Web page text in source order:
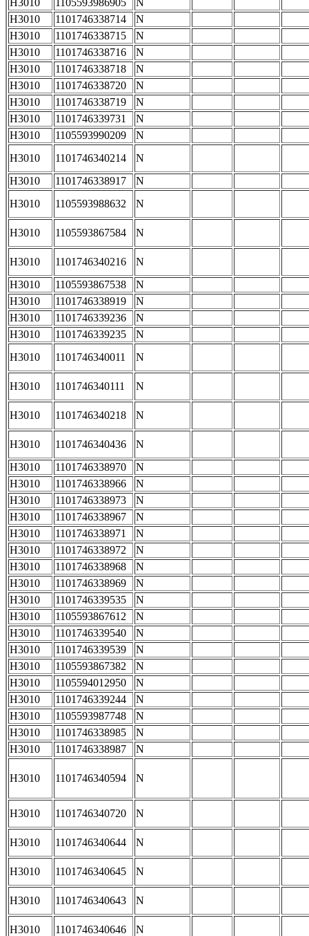
H3010 1105593986905
N
H3010
1101746338714
N
H3010
1101746338715
N
H3010
1101746338716
N
H3010
1101746338718
N
H3010
1101746338720
N
H3010
1101746338719
N
H3010
1101746339731
N
H3010
1105593990209
N
H3010
1101746340214
N
H3010
1101746338917
N
H3010
1105593988632 N
H3010 1105593867584 N
H3010 1101746340216
N
H3010
1105593867538
N
H3010
1101746338919
N
H3010
1101746339236
N
H3010
1101746339235
N
H3010
1101746340011 N
H3010 1101746340111 N
H3010 1101746340218 N
H3010 1101746340436
N
H3010
1101746338970
N
H3010
1101746338966
N
H3010
1101746338973
N
H3010
1101746338967
N
H3010
1101746338971
N
H3010
1101746338972
N
H3010
1101746338968
N
H3010
1101746338969
N
H3010
1101746339535
N
H3010
1105593867612
N
H3010
1101746339540
N
H3010
1101746339539
N
H3010
1105593867382
N
H3010
1105594012950
N
H3010
1101746339244
N
H3010
1105593987748
N
H3010
1101746338985
N
H3010
1101746338987 N
H3010 1101746340594 N
H3010 1101746340720 N
H3010 1101746340644 N
H3010 1101746340645 N
H3010 1101746340643 N
H3010 1101746340646 N